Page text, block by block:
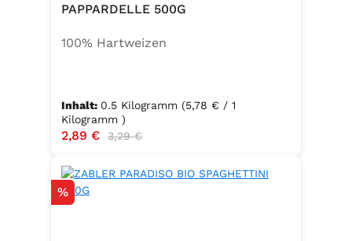
PAPPARDELLE 500G
100% Hartweizen
Inhalt: 0.5 Kilogramm (5,78 € / 1
Kilogramm )
Verkaufspreis:
2,89 € Regulärer Preis:
3,29 €
Rabatt
%